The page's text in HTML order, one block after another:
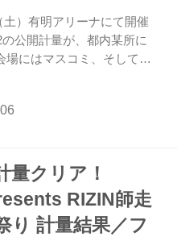
土）有明アリーナにて開催
公開計量が、都内某所に
場にはマスコミ、そして公
フが行われた。緊張感に満
子はRIZIN FF公式
試合／秋元強真 vs. パッ
第12試合／秋元強真 vs. パ
ス7 RIZIN MMAルール：5
約） 秋元強真（66.00kg）
量クリア！
RIZIN師走
り 計量結果／フ